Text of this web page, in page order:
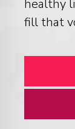
healthy
fill that